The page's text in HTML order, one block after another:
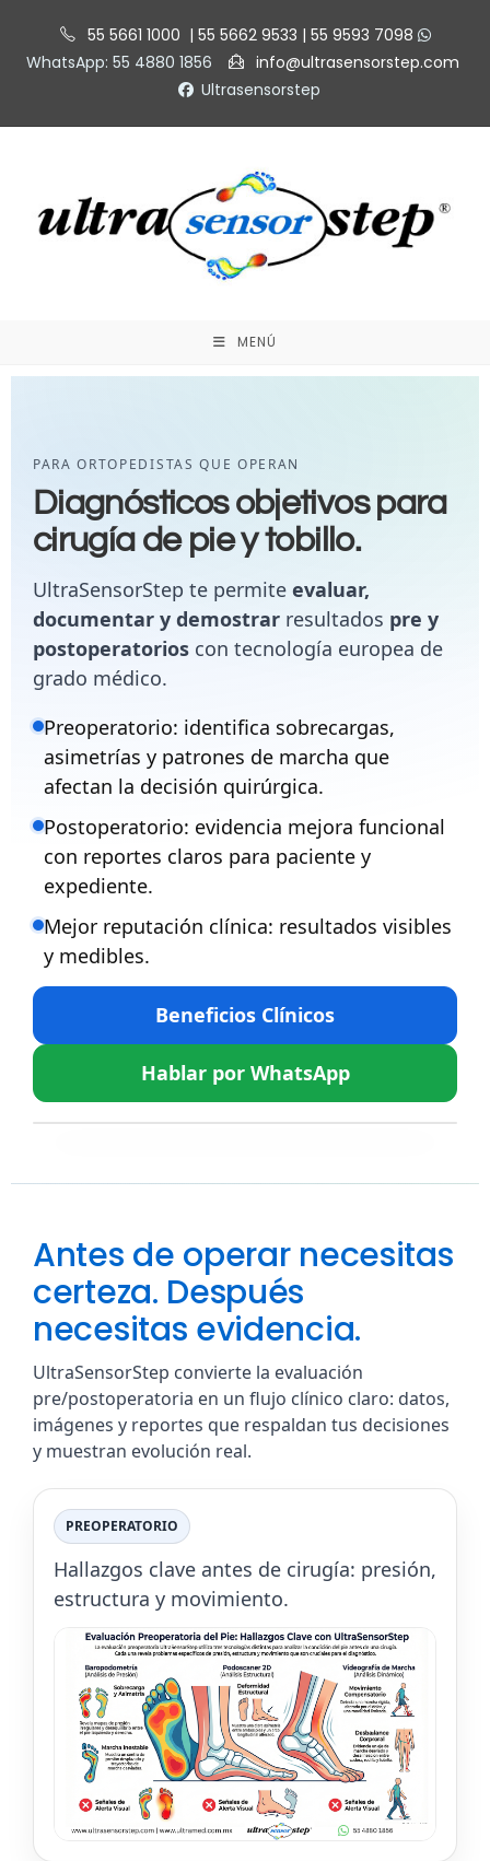
55 5661 1000 | 55 5662 9533 | 55 9593 7098
WhatsApp: 55 4880 1856
info@ultrasensorstep.com
Ultrasensorstep
MENÚ
PARA ORTOPEDISTAS QUE OPERAN
Diagnósticos objetivos para
cirugía de pie y tobillo.
UltraSensorStep te permite evaluar,
documentar y demostrar resultados pre y
postoperatorios con tecnología europea de
grado médico.
Preoperatorio: identifica sobrecargas,
asimetrías y patrones de marcha que
afectan la decisión quirúrgica.
Postoperatorio: evidencia mejora funcional
con reportes claros para paciente y
expediente.
Mejor reputación clínica: resultados visibles
y medibles.
Beneficios Clínicos
Hablar por WhatsApp
Antes de operar necesitas
certeza. Después
necesitas evidencia.
UltraSensorStep convierte la evaluación
pre/postoperatoria en un flujo clínico claro: datos,
imágenes y reportes que respaldan tus decisiones
y muestran evolución real.
PREOPERATORIO
Hallazgos clave antes de cirugía: presión,
estructura y movimiento.